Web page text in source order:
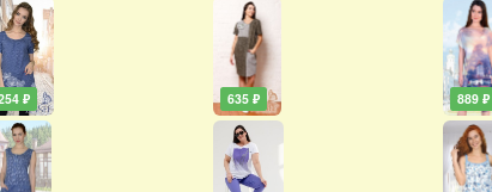
₽ 635 ₽ 889 ₽